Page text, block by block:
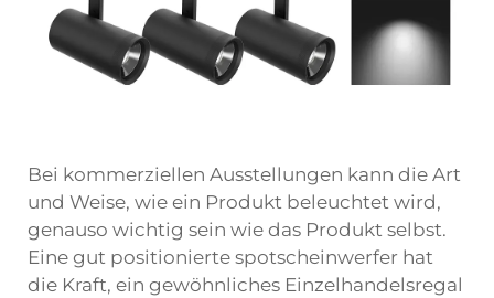
Bei kommerziellen Ausstellungen kann die Art
und Weise, wie ein Produkt beleuchtet wird,
genauso wichtig sein wie das Produkt selbst.
Eine gut positionierte spotscheinwerfer hat
die Kraft, ein gewöhnliches Einzelhandelsregal